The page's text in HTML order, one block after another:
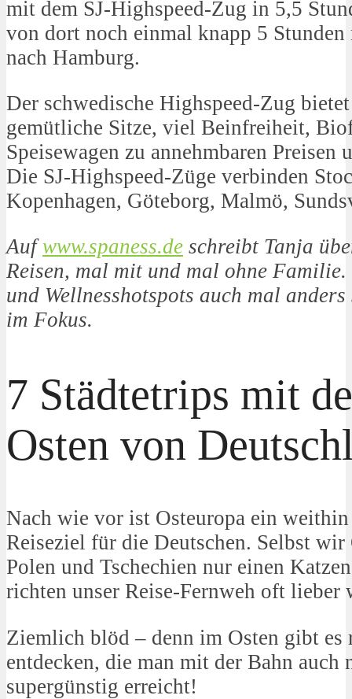
mit dem SJ-Highspeed-Zug in 5,5
von dort noch einmal knapp 5
nach Hamburg.
Der schwedische Highspeed-Zug
gemütliche Sitze, viel Beinfreiheit,
Speisewagen zu annehmbaren Preisen
Die SJ-Highspeed-Züge verbinden
Kopenhagen, Göteborg, Malmö,
Aufwww.spaness.de schreibt Tanja
Reisen, mal mit und mal ohne
und Wellnesshotspots auch mal
im Fokus.
7 Städtetrips mit
Osten von
Nach wie vor ist Osteuropa ein weithin
Reiseziel für die Deutschen. Selbst
Polen und Tschechien nur einen
richten unser Reise-Fernweh oft lieber
Ziemlich blöd – denn im Osten gibt es
entdecken, die man mit der Bahn auch
supergünstig erreicht!